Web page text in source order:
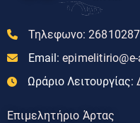
Τηλεφωνο:
Email:
Ωράριο Λειτουργίας:
Επιμελητήριο Άρτας